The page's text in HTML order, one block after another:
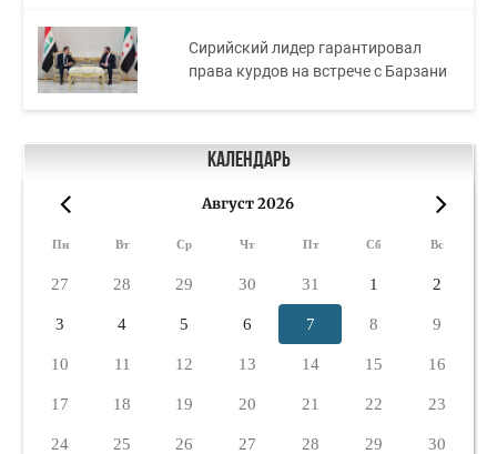
Сирийский лидер гарантировал
права курдов на встрече с Барзани
Календарь
Август 2026
Пн Вт Ср Чт Пт Сб Вс
27 28 29 30 31 1 2
3 4 5 6 7 8 9
10 11 12 13 14 15 16
17 18 19 20 21 22 23
24 25 26 27 28 29 30